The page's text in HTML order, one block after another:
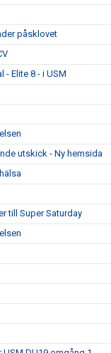
påsklovet
- Elite 8 - i USM
utskick - Ny hemsida
till Super Saturday